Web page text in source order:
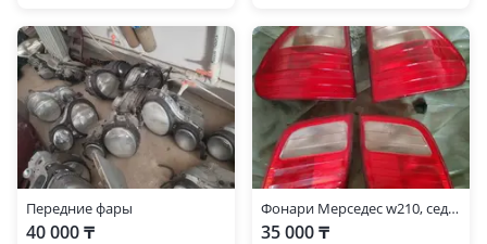
Передние фары
40 000 ₸
Фонари Мерседес w210, седан, универсал
35 000 ₸